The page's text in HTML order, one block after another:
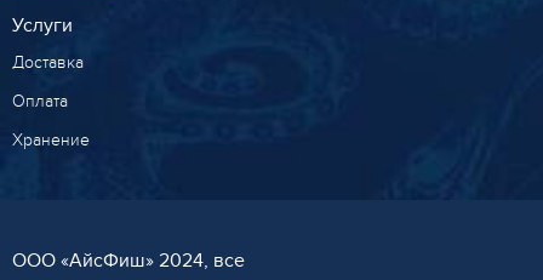
Услуги
Доставка
Оплата
Хранение
ООО «AйсФиш» 2024, все